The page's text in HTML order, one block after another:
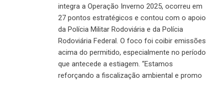
integra a Operação Inverno 2025, ocorreu em
27 pontos estratégicos e contou com o apoio
da Polícia Militar Rodoviária e da Polícia
Rodoviária Federal. O foco foi coibir emissões
acima do permitido, especialmente no período
que antecede a estiagem. “Estamos
reforçando a fiscalização ambiental e promo